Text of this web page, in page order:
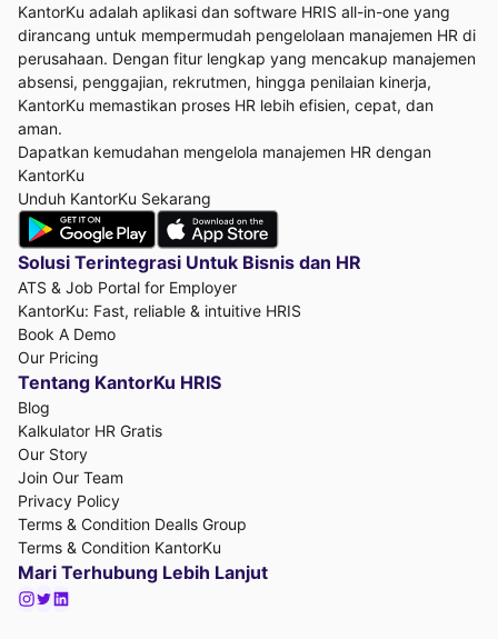
KantorKu adalah aplikasi dan software HRIS all-in-one yang
dirancang untuk mempermudah pengelolaan manajemen HR di
perusahaan. Dengan fitur lengkap yang mencakup manajemen
absensi, penggajian, rekrutmen, hingga penilaian kinerja,
KantorKu memastikan proses HR lebih efisien, cepat, dan
aman.
Dapatkan kemudahan mengelola manajemen HR dengan
KantorKu
Unduh KantorKu Sekarang
Solusi Terintegrasi Untuk Bisnis dan HR
ATS & Job Portal for Employer
KantorKu: Fast, reliable & intuitive HRIS
Book A Demo
Our Pricing
Tentang KantorKu HRIS
Blog
Kalkulator HR Gratis
Our Story
Join Our Team
Privacy Policy
Terms & Condition Dealls Group
Terms & Condition KantorKu
Mari Terhubung Lebih Lanjut